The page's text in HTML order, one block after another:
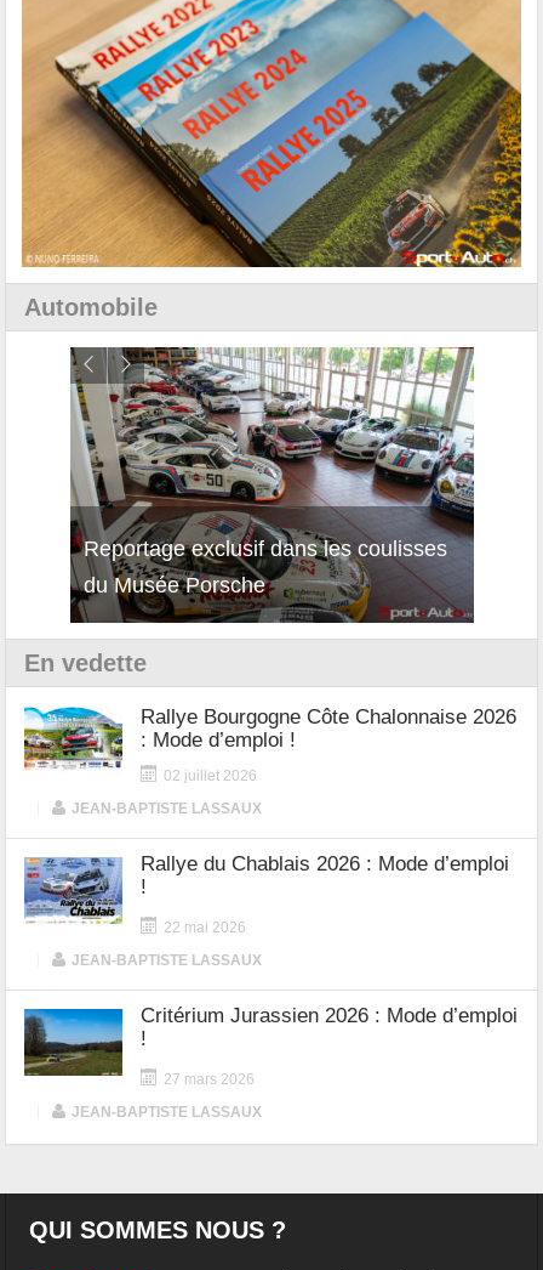
Automobile
Reportage exclusif dans les coulisses
du Musée Porsche
Découverte de la nouvelle Ferrari
12Cilindri Manuale
En vedette
Rallye Bourgogne Côte Chalonnaise 2026
: Mode d’emploi !
02 juillet 2026
JEAN-BAPTISTE LASSAUX
Rallye du Chablais 2026 : Mode d’emploi
!
22 mai 2026
JEAN-BAPTISTE LASSAUX
Critérium Jurassien 2026 : Mode d’emploi
!
27 mars 2026
JEAN-BAPTISTE LASSAUX
QUI SOMMES NOUS ?